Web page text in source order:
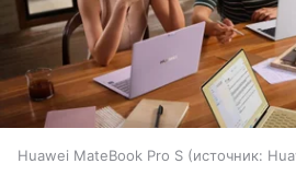
Huawei MateBook Pro S источник: